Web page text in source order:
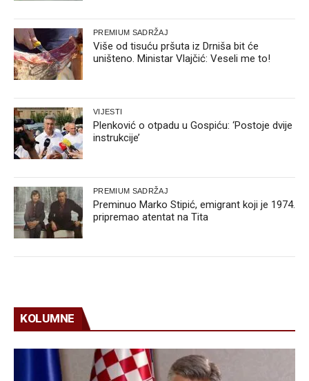
PREMIUM SADRŽAJ
Više od tisuću pršuta iz Drniša bit će
uništeno. Ministar Vlajčić: Veseli me to!
VIJESTI
Plenković o otpadu u Gospiću: ‘Postoje dvije
instrukcije’
PREMIUM SADRŽAJ
Preminuo Marko Stipić, emigrant koji je 1974.
pripremao atentat na Tita
KOLUMNE